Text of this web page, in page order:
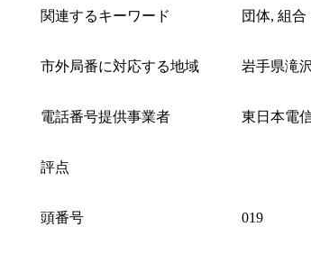
関連するキーワード 団体, 組合
市外局番に対応する地域 岩手県滝
電話番号提供事業者 東日本電
評点
頭番号 019